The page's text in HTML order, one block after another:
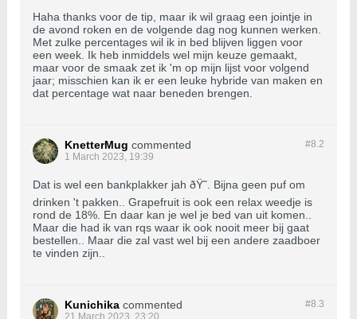
Haha thanks voor de tip, maar ik wil graag een jointje in
de avond roken en de volgende dag nog kunnen werken.
Met zulke percentages wil ik in bed blijven liggen voor
een week. Ik heb inmiddels wel mijn keuze gemaakt,
maar voor de smaak zet ik 'm op mijn lijst voor volgend
jaar; misschien kan ik er een leuke hybride van maken en
dat percentage wat naar beneden brengen.
#8.2
KnetterMug commented
1 March 2023, 19:39
Dat is wel een bankplakker jah ðŸ˜. Bijna geen puf om
drinken 't pakken.. Grapefruit is ook een relax weedje is
rond de 18%. En daar kan je wel je bed van uit komen..
Maar die had ik van rqs waar ik ook nooit meer bij gaat
bestellen.. Maar die zal vast wel bij een andere zaadboer
te vinden zijn..
#8.3
Kunichika commented
21 March 2023, 23:20